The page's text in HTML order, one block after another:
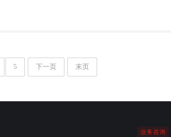
5 下一页 末页
业务咨询